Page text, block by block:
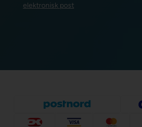
elektronisk post